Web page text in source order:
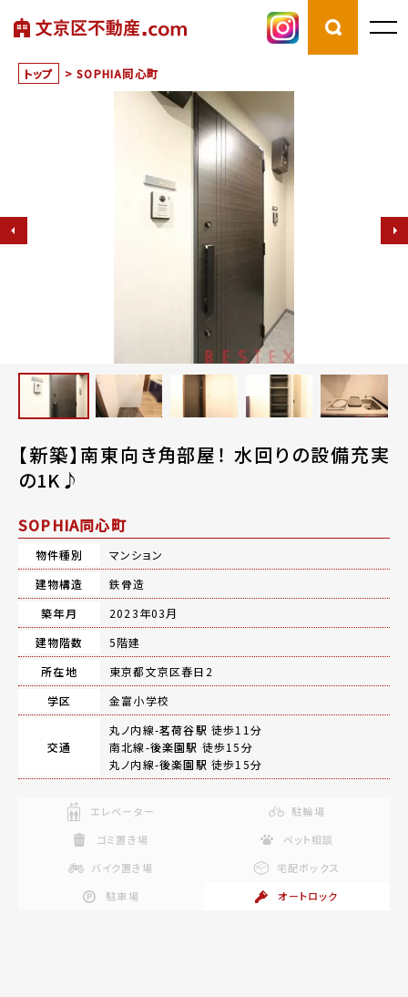
トップ > SOPHIA同心町
【新築】南東向き角部屋！ 水回りの設備充実
の1K♪
SOPHIA同心町
物件種別
マンション
建物構造
鉄骨造
築年月
2023年03月
建物階数
5階建
所在地
東京都文京区春日2
学区
金富小学校
交通
丸ノ内線-茗荷谷駅 徒歩11分
南北線-後楽園駅 徒歩15分
丸ノ内線-後楽園駅 徒歩15分
エレベーター
駐輪場
ゴミ置き場
ペット相談
バイク置き場
宅配ボックス
駐車場
オートロック